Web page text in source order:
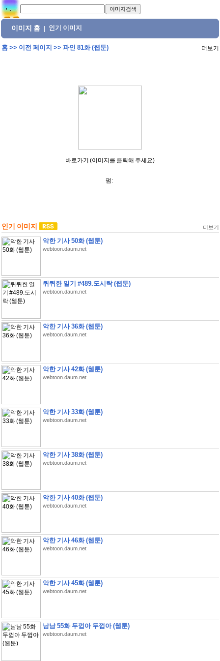
이미지 홈 인기 이미지
홈>> 이전 페이지 >> 파인 81화 (웹툰) 더보기
바로가기 (이미지를 클릭해 주세요)
펌:
인기 이미지 더보기
악한 기사 50화 (웹툰)
webtoon.daum.net
퀴퀴한 일기 #489.도시락 (웹툰)
webtoon.daum.net
악한 기사 36화 (웹툰)
webtoon.daum.net
악한 기사 42화 (웹툰)
webtoon.daum.net
악한 기사 33화 (웹툰)
webtoon.daum.net
악한 기사 38화 (웹툰)
webtoon.daum.net
악한 기사 40화 (웹툰)
webtoon.daum.net
악한 기사 46화 (웹툰)
webtoon.daum.net
악한 기사 45화 (웹툰)
webtoon.daum.net
남남 55화 두껍아 두껍아 (웹툰)
webtoon.daum.net